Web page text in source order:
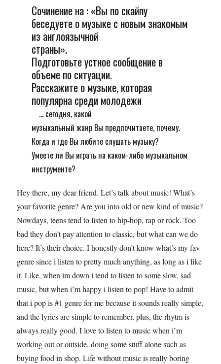
Сочинение на : «Вы по скайпу
беседуете о музыке с новым знакомым
из англоязычной
страны».
Подготовьте устное сообщение в
объеме по ситуации.
Расскажите о музыке, которая
популярна среди молодежи
... сегодня, какой
музыкальный жанр Вы предпочитаете, почему.
Когда и где Вы любите слушать музыку?
Умеете ли Вы играть на каком-либо музыкальном
инструменте?
Hey there, my dear friend. Let’s talk about music! What’s
your favorite genre? Are you into old or new kind of music?
Nowdays, teens tend to listen to hip-hop, rap or rock. Too
bad they don’t pay attention to classic, but what can we do
here? It’s their choice. I honestly don’t know what’s my fav
genre since i listen to pretty much anything, as long as i like
it. Like, when im down i tend to listen to some slow, sad
music, but when i’m happy i listen to pop! Have to admit
that i pop is #1 genre for me because it sounds really simple,
and the lyrics are simple to remember, plus, the rhytm is
always really good. I love to listen to music when i’m
working out or outside, doing some stuff alone such as
buying food in shop. Life without music is really boring